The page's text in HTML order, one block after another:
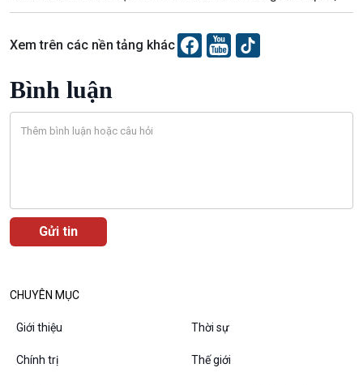
Chuyên gia của bạn
Bước chân đến trường
Câu chuyện Thể thao
Podcast
Góc nhìn VOV1
Xem trên các nền tảng khác
Bình luận
CHUYÊN MỤC
Giới thiệu Thời sự
Chính trị Thế giới